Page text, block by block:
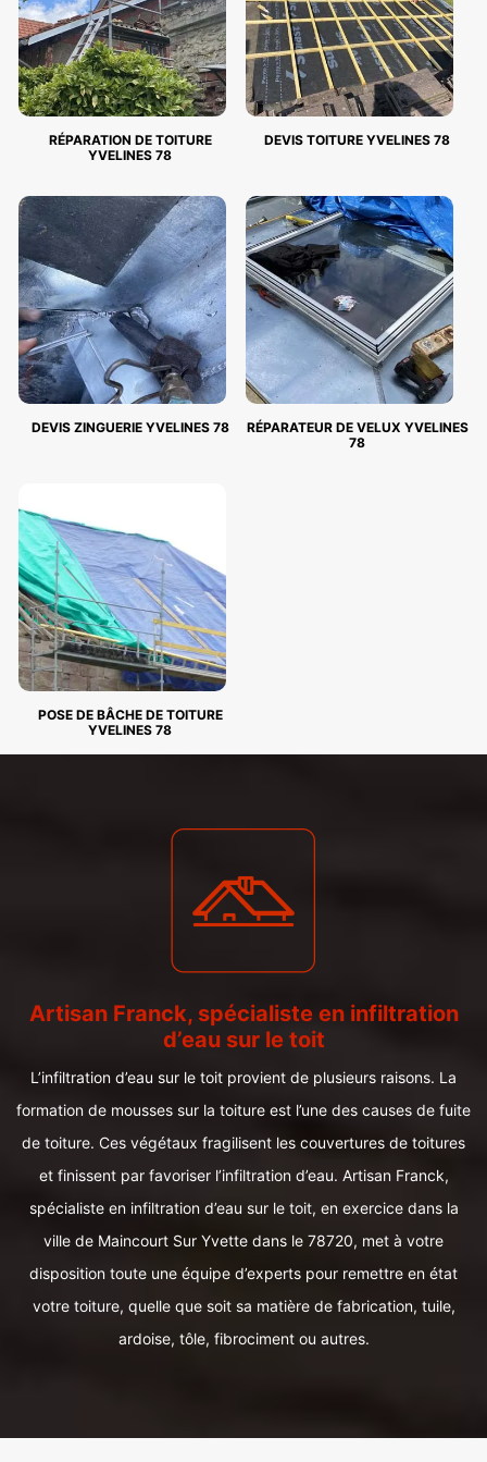
RÉPARATION DE TOITURE
YVELINES 78
DEVIS TOITURE YVELINES 78
DEVIS ZINGUERIE YVELINES 78
RÉPARATEUR DE VELUX YVELINES
78
POSE DE BÂCHE DE TOITURE
YVELINES 78
Artisan Franck, spécialiste en infiltration
d’eau sur le toit
L’infiltration d’eau sur le toit provient de plusieurs raisons. La
formation de mousses sur la toiture est l’une des causes de fuite
de toiture. Ces végétaux fragilisent les couvertures de toitures
et finissent par favoriser l’infiltration d’eau. Artisan Franck,
spécialiste en infiltration d’eau sur le toit, en exercice dans la
ville de Maincourt Sur Yvette dans le 78720, met à votre
disposition toute une équipe d’experts pour remettre en état
votre toiture, quelle que soit sa matière de fabrication, tuile,
ardoise, tôle, fibrociment ou autres.